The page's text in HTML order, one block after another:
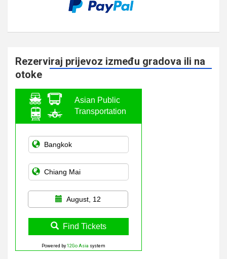
Rezerviraj prijevoz između gradova ili na
otoke
Asian Public
Transportation
August, 12
Find Tickets
Powered by 12Go Asia system